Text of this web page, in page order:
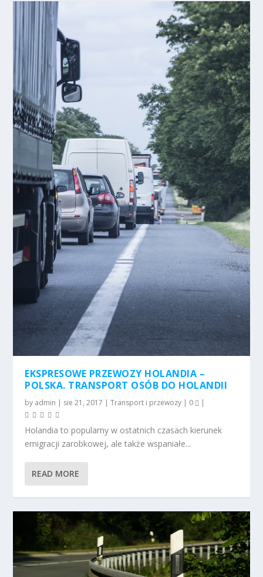
EKSPRESOWE PRZEWOZY HOLANDIA –
POLSKA. TRANSPORT OSÓB DO HOLANDII
by admin | sie 21, 2017 |Transport i przewozy | 0 |
Holandia to popularny w ostatnich czasach kierunek
emigracji zarobkowej, ale także wspaniałe...
READ MORE